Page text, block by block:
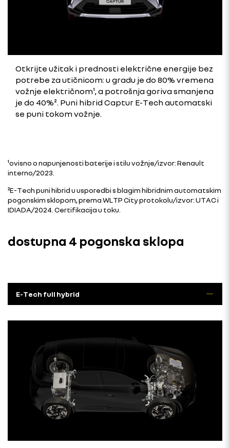
Otkrijte užitak i prednosti električne energije bez
potrebe za utičnicom: u gradu je do 80% vremena
vožnje električnom¹, a potrošnja goriva smanjena
je do 40%². Puni hibrid Captur E-Tech automatski
se puni tokom vožnje.
¹ovisno o napunjenosti baterije i stilu vožnje/izvor: Renault
interno/2023.
²E-Tech puni hibrid u usporedbi s blagim hibridnim automatskim
pogonskim sklopom, prema WLTP City protokolu/izvor: UTAC i
IDIADA/2024. Certifikacija u toku.
dostupna 4 pogonska sklopa
E-Tech full hybrid